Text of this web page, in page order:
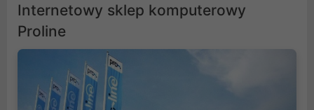
Internetowy sklep komputerowy
Proline